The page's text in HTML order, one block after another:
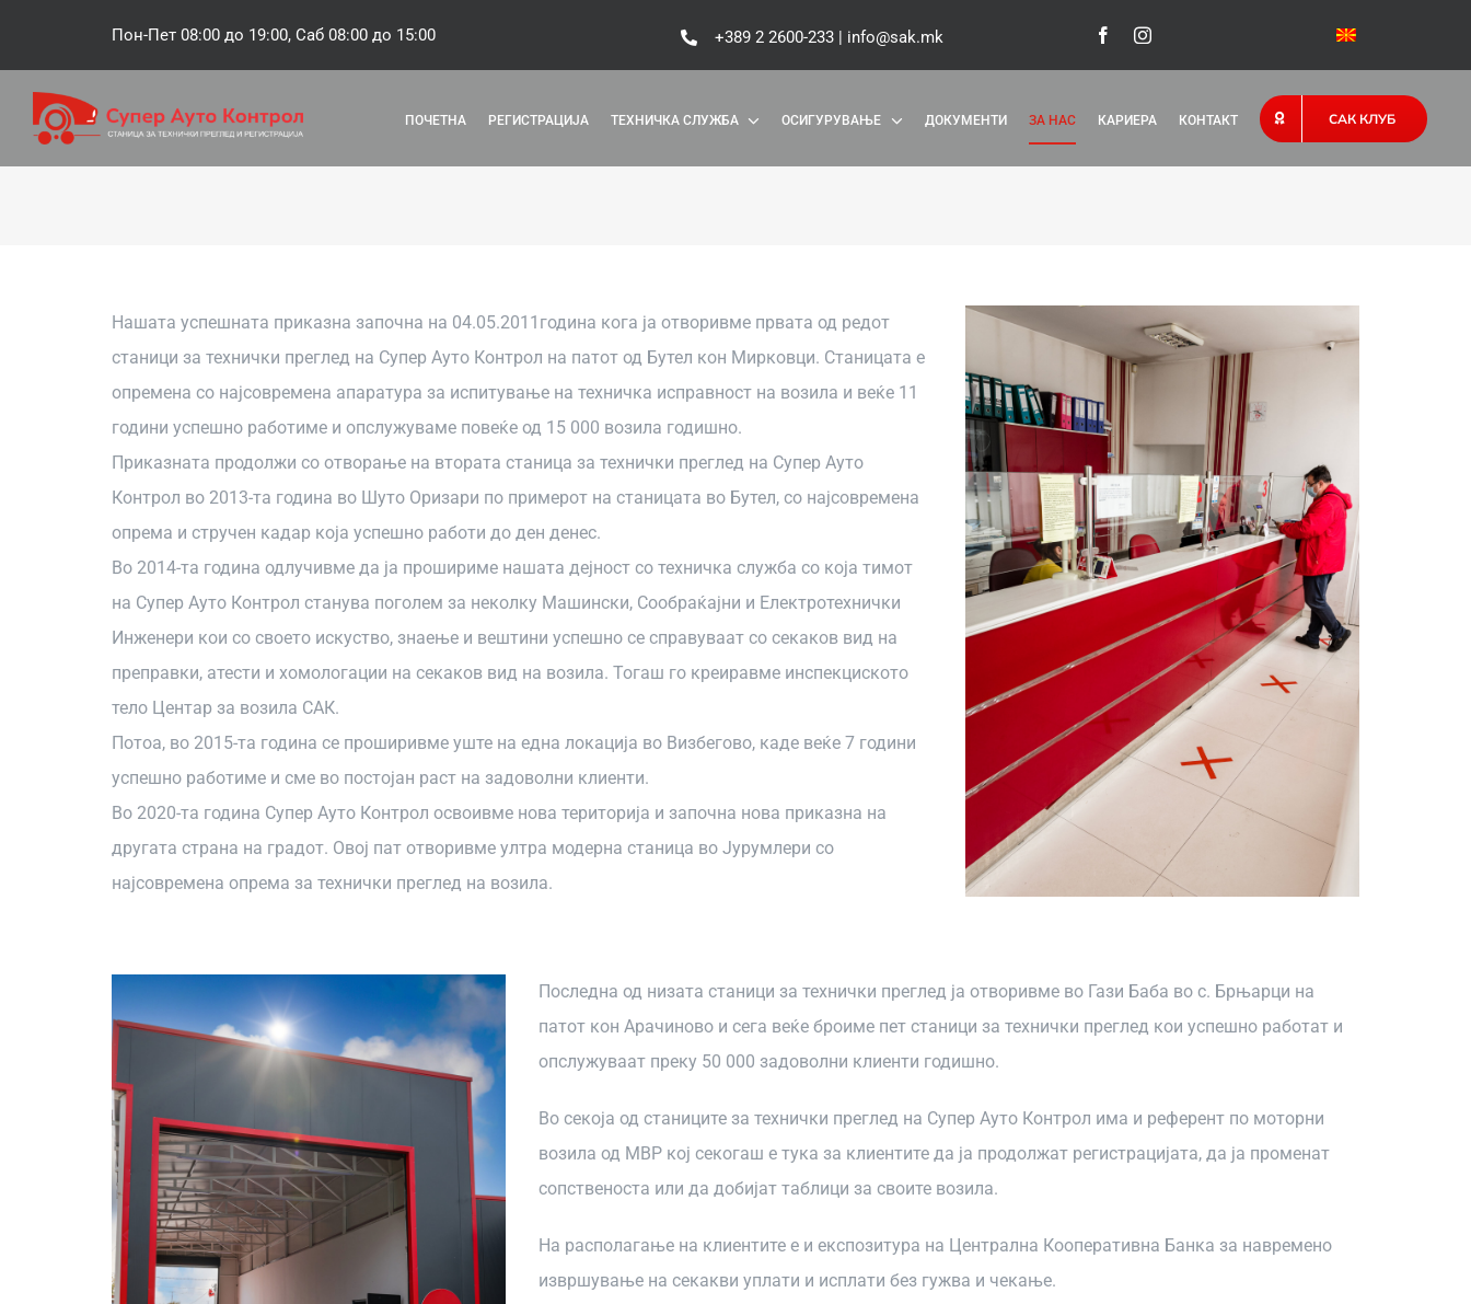
Пон-Пет 08:00 до 19:00, Саб 08:00 до 15:00 +389 2 2600-233 | info@sak.mk
ПОЧЕТНА РЕГИСТРАЦИЈА ТЕХНИЧКА СЛУЖБА ОСИГУРУВАЊЕ ДОКУМЕНТИ ЗА НАС КАРИЕРА КОНТАКТ САК КЛУБ
Нашата успешната приказна започна на 04.05.2011година кога ја отворивме првата од редот
станици за технички преглед на Супер Ауто Контрол на патот од Бутел кон Мирковци. Станицата е
опремена со најсовремена апаратура за испитување на техничка исправност на возила и веќе 11
години успешно работиме и опслужуваме повеќе од 15 000 возила годишно.
Приказната продолжи со отворање на втората станица за технички преглед на Супер Ауто
Контрол во 2013-та година во Шуто Оризари по примерот на станицата во Бутел, со најсовремена
опрема и стручен кадар која успешно работи до ден денес.
Во 2014-та година одлучивме да ја прошириме нашата дејност со техничка служба со која тимот
на Супер Ауто Контрол станува поголем за неколку Машински, Сообраќајни и Електротехнички
Инженери кои со своето искуство, знаење и вештини успешно се справуваат со секаков вид на
преправки, атести и хомологации на секаков вид на возила. Тогаш го креиравме инспекциското
тело Центар за возила САК.
Потоа, во 2015-та година се проширивме уште на една локација во Визбегово, каде веќе 7 години
успешно работиме и сме во постојан раст на задоволни клиенти.
Во 2020-та година Супер Ауто Контрол освоивме нова територија и започна нова приказна на
другата страна на градот. Овој пат отворивме ултра модерна станица во Јурумлери со
најсовремена опрема за технички преглед на возила.
Последна од низата станици за технички преглед ја отворивме во Гази Баба во с. Брњарци на
патот кон Арачиново и сега веќе броиме пет станици за технички преглед кои успешно работат и
опслужуваат преку 50 000 задоволни клиенти годишно.
Во секоја од станиците за технички преглед на Супер Ауто Контрол има и референт по моторни
возила од МВР кој секогаш е тука за клиентите да ја продолжат регистрацијата, да ја променат
сопственоста или да добијат таблици за своите возила.
На располагање на клиентите е и експозитура на Централна Кооперативна Банка за навремено
извршување на секакви уплати и исплати без гужва и чекање.